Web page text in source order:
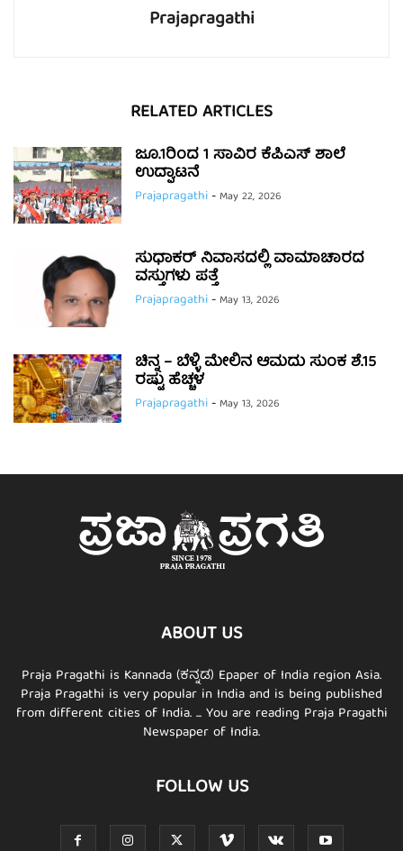
Prajapragathi
RELATED ARTICLES
ಜೂ.1ರಿಂದ 1 ಸಾವಿರ ಕೆಪಿಎಸ್ ಶಾಲೆ
ಉದ್ಘಾಟನೆ
Prajapragathi- May 22, 2026
ಸುಧಾಕರ್ ನಿವಾಸದಲ್ಲಿ ವಾಮಾಚಾರದ
ವಸ್ತುಗಳು ಪತ್ತೆ
Prajapragathi- May 13, 2026
ಚಿನ್ನ – ಬೆಳ್ಳಿ ಮೇಲಿನ ಆಮದು ಸುಂಕ ಶೆ.15
ರಷ್ಟು ಹೆಚ್ಚಳ
Prajapragathi- May 13, 2026
ABOUT US
Praja Pragathi is Kannada (ಕನ್ನಡ) Epaper of India region Asia.
Praja Pragathi is very popular in India and is being published
from different cities of India. ... You are reading Praja Pragathi
Newspaper of India.
FOLLOW US